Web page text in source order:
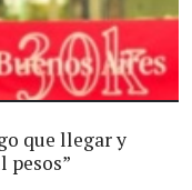
que llegar y
pesos”